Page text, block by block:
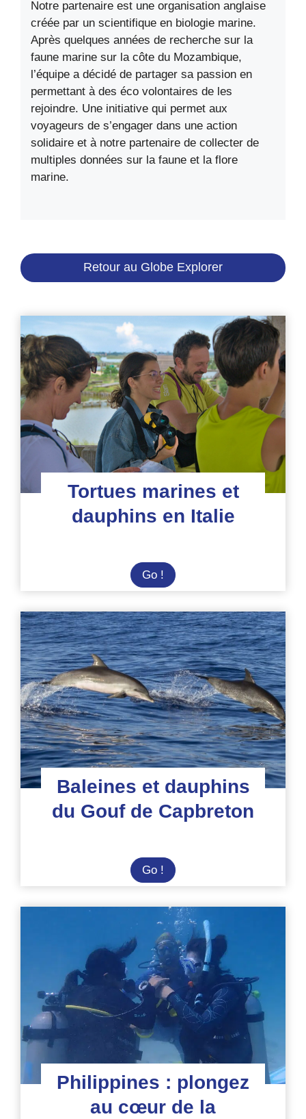
Notre partenaire est une organisation anglaise
créée par un scientifique en biologie marine.
Après quelques années de recherche sur la
faune marine sur la côte du Mozambique,
l’équipe a décidé de partager sa passion en
permettant à des éco volontaires de les
rejoindre. Une initiative qui permet aux
voyageurs de s’engager dans une action
solidaire et à notre partenaire de collecter de
multiples données sur la faune et la flore
marine.
Retour au Globe Explorer
Tortues marines et
dauphins en Italie
Go ! Tortues
marines
dauphins
en
Italie
Baleines et dauphins
du Gouf de Capbreton
Go ! Baleines
et
dauphins
du
Gouf
de
Capbreton
Philippines : plongez
au cœur de la